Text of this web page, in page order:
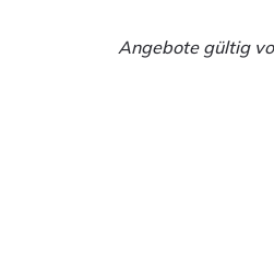
Angebote gültig